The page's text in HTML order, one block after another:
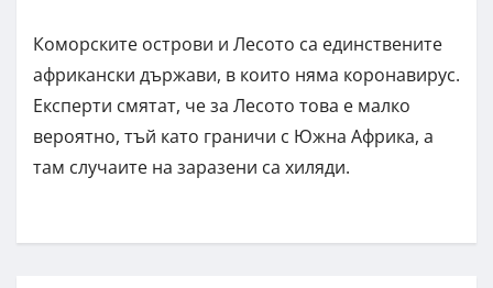
Коморските острови и Лесото са единствените
африкански държави, в които няма коронавирус.
Експерти смятат, че за Лесото това е малко
вероятно, тъй като граничи с Южна Африка, а
там случаите на заразени са хиляди.